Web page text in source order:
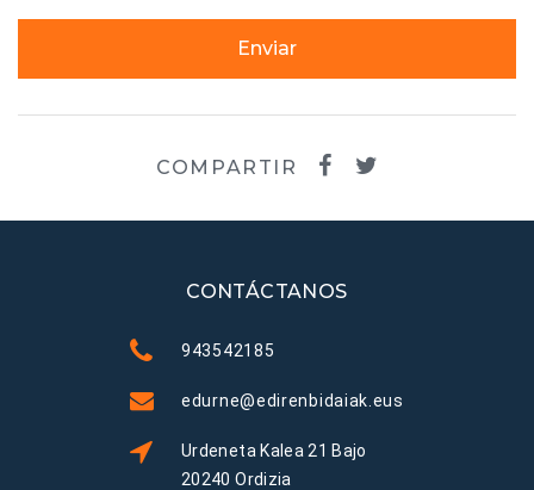
Enviar
COMPARTIR
CONTÁCTANOS
943542185
edurne@edirenbidaiak.eus
Urdeneta Kalea 21 Bajo
20240 Ordizia